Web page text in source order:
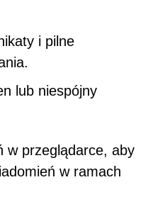
i pilne
lub niespójny
w przeglądarce, aby
w ramach